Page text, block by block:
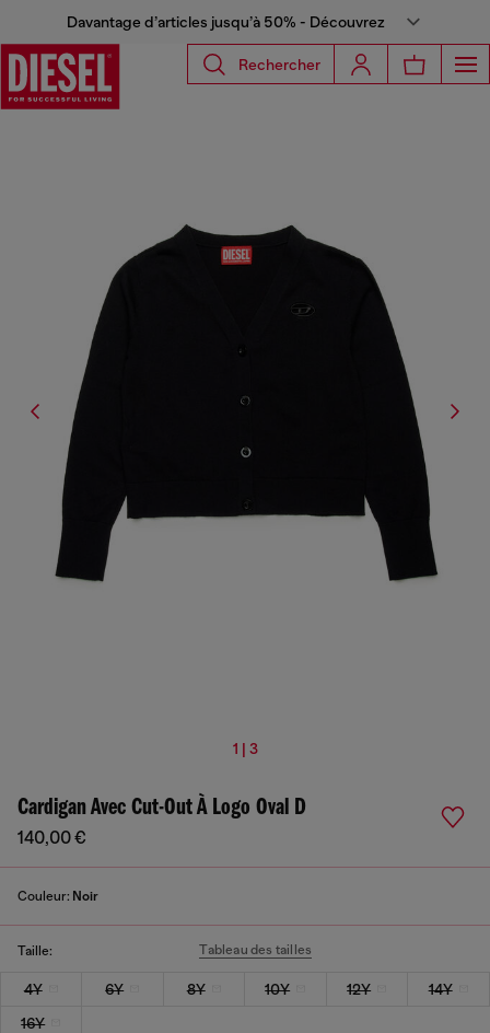
Davantage d’articles jusqu’à 50% - Découvrez
Rechercher
1 | 3
Cardigan Avec Cut-Out À Logo Oval D
140,00 €
Couleur: Noir
Taille: Tableau des tailles
4Y 6Y 8Y 10Y 12Y
14Y
16Y